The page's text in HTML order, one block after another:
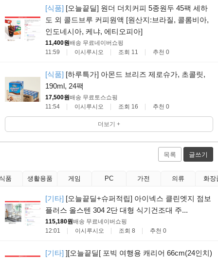
[식품] [오늘끝딜] 원더 더치커피 5종원두 45팩 세하
도 외 콜드브루 커피원액 [원산지:브라질, 콜롬비아,
인도네시아, 케냐, 에티오피아]
11,400원배송 무료네이버쇼핑
11:59
이시루시오 조회 11 추천 0
[식품] [하루특가] 아몬드 브리즈 제로슈가, 초콜릿,
190ml, 24팩
17,500원배송 무료토스쇼핑
11:54
이시루시오 조회 16 추천 0
더보기 +
목록 글쓰기
품 생활용품 게임 PC 가전 의류 화장
[기타] [오늘끝딜+슈퍼적립] 아이넥스 클린엣지 점보
플러스 올스텐 304 2단 대형 식기건조대 주...
115,180원배송 무료네이버쇼핑
12:01
이시루시오 조회 8 추천 0
[기타] ][오늘끝딜[ 포빅 여행용 캐리어 66cm(24인치)